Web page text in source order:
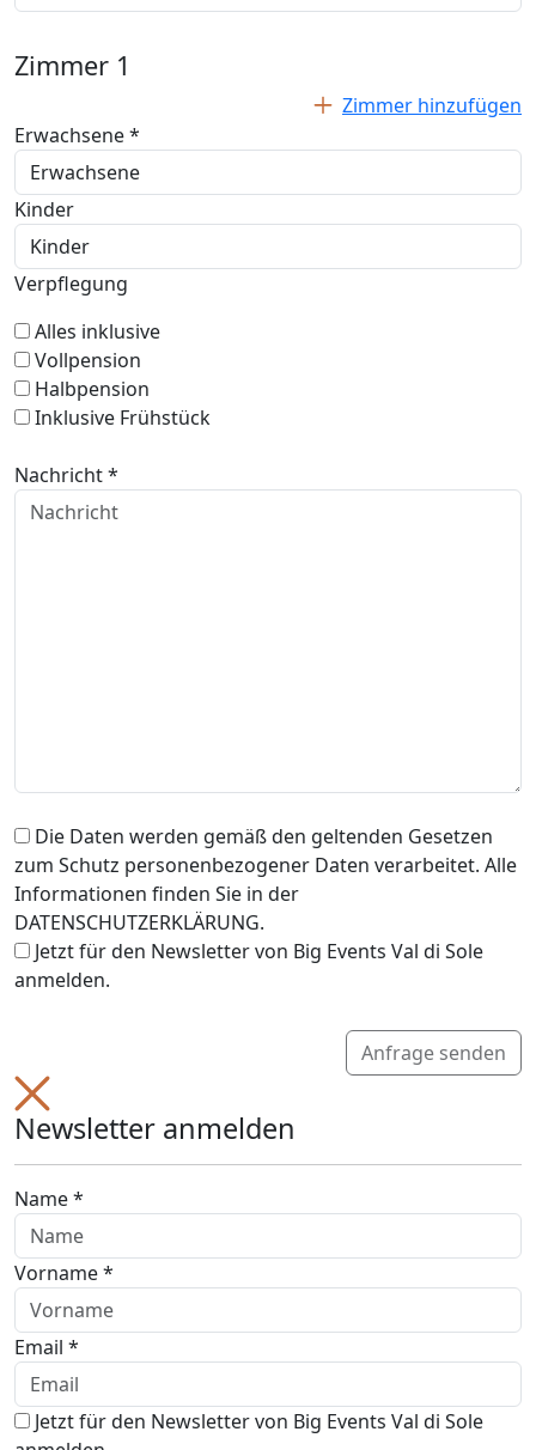
Zimmer 1
Zimmer hinzufügen
Erwachsene *
Kinder
Verpflegung
Alles inklusive
Vollpension
Halbpension
Inklusive Frühstück
Nachricht *
Die Daten werden gemäß den geltenden Gesetzen
zum Schutz personenbezogener Daten verarbeitet. Alle
Informationen finden Sie in der
DATENSCHUTZERKLÄRUNG.
Jetzt für den Newsletter von Big Events Val di Sole
anmelden.
Anfrage senden
Newsletter anmelden
Name *
Vorname *
Email *
Jetzt für den Newsletter von Big Events Val di Sole